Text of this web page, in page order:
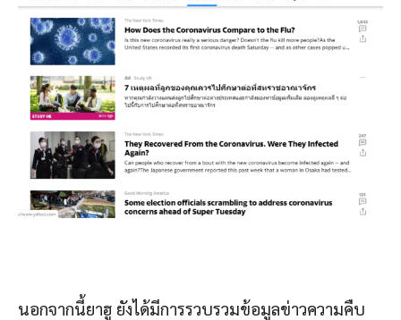
นอกจากนี้ยาฮู ยังได้มีการรวบรวมข้อมูลข่าวความคืบ